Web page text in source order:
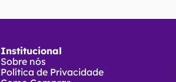
Institucional
Sobre nós
Política de Privacidade